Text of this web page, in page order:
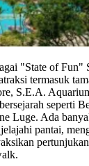
"State of Fun"
termasuk
S.E.A.
seperti
Luge. Ada
pantai,